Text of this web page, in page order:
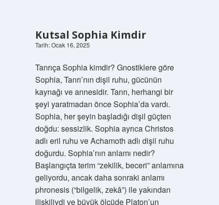
Kutsal Sophia Kimdir
Tarih: Ocak 16, 2025
Tanrıça Sophia kimdir? Gnostiklere göre
Sophia, Tanrı’nın dişil ruhu, gücünün
kaynağı ve annesidir. Tanrı, herhangi bir
şeyi yaratmadan önce Sophia’da vardı.
Sophia, her şeyin başladığı dişil güçten
doğdu: sessizlik. Sophia ayrıca Christos
adlı eril ruhu ve Achamoth adlı dişil ruhu
doğurdu. Sophia’nın anlamı nedir?
Başlangıçta terim “zekilik, beceri” anlamına
geliyordu, ancak daha sonraki anlamı
phronesis (“bilgelik, zekâ”) ile yakından
ilişkiliydi ve büyük ölçüde Platon’un